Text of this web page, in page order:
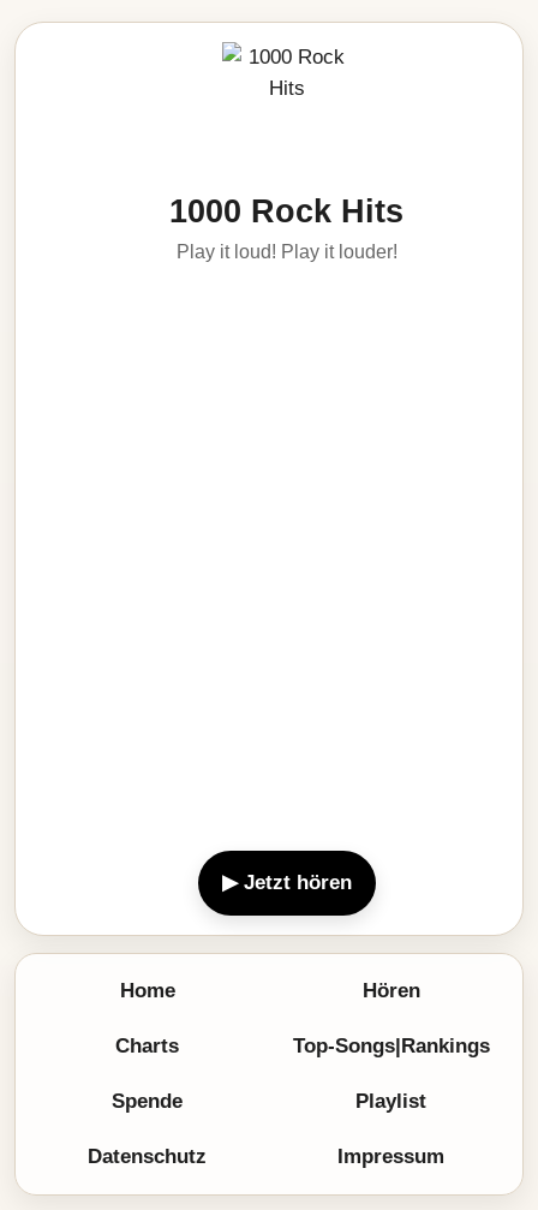
1000 Rock Hits
Play it loud! Play it louder!
▶ Jetzt hören
Home Hören
Charts Top-Songs|Rankings
Spende Playlist
Datenschutz Impressum